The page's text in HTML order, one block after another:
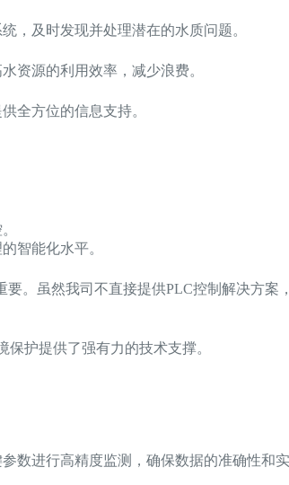
，及时发现并处理潜在的水质问题。
资源的利用效率，减少浪费。
全方位的信息支持。
智能化水平。
。虽然我司不直接提供PLC控制解决方
护提供了强有力的技术支撑。
数进行高精度监测，确保数据的准确性和